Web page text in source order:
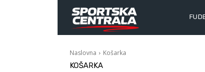
Naslovna Košarka
KOŠARKA